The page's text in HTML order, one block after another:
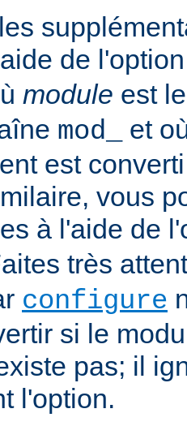
de
module est
mod_
et
est
vous
à l'aide de
très
configure
si le
pas; il
l'option.